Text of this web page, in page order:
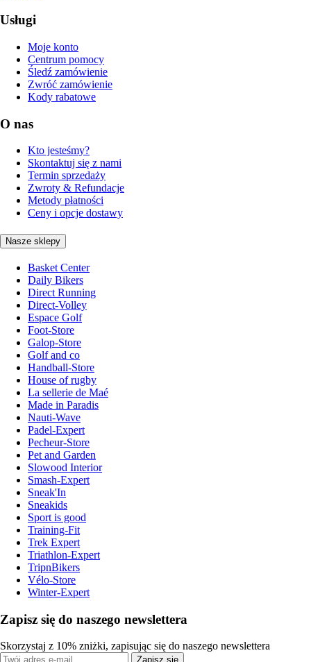
Usługi
Moje konto
Centrum pomocy
Śledź zamówienie
Zwróć zamówienie
Kody rabatowe
O nas
Kto jesteśmy?
Skontaktuj się z nami
Termin sprzedaży
Zwroty & Refundacje
Metody płatności
Ceny i opcje dostawy
Nasze sklepy
Basket Center
Daily Bikers
Direct Running
Direct-Volley
Espace Golf
Foot-Store
Galop-Store
Golf and co
Handball-Store
House of rugby
La sellerie de Maé
Made in Paradis
Nauti-Wave
Padel-Expert
Pecheur-Store
Pet and Garden
Slowood Interior
Smash-Expert
Sneak'In
Sneakids
Sport is good
Training-Fit
Trek Expert
Triathlon-Expert
TripnBikers
Vélo-Store
Winter-Expert
Zapisz się do naszego newslettera
Skorzystaj z 10% zniżki, zapisując się do naszego newslettera
Zapisz się